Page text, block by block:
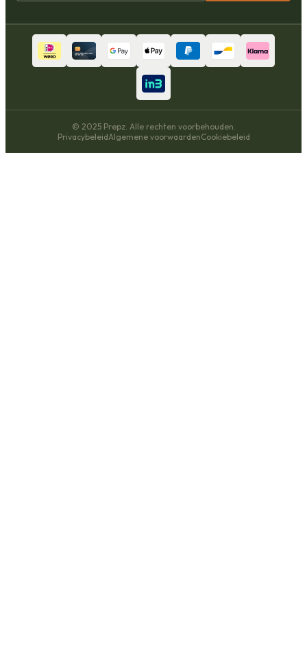
© 2025 Prepz. Alle rechten voorbehouden.
PrivacybeleidAlgemene voorwaardenCookiebeleid